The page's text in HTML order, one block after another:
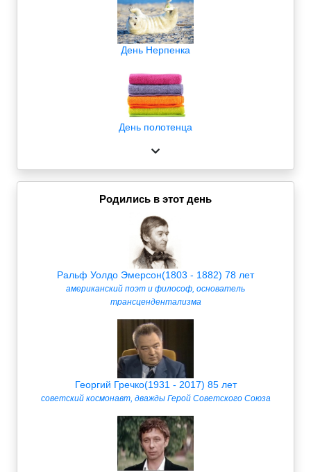
День Нерпенка
День полотенца
Родились в этот день
Ральф Уолдо Эмерсон(1803 - 1882) 78 лет
американский поэт и философ, основатель
трансцендентализма
Георгий Гречко(1931 - 2017) 85 лет
советский космонавт, дважды Герой Советского Союза